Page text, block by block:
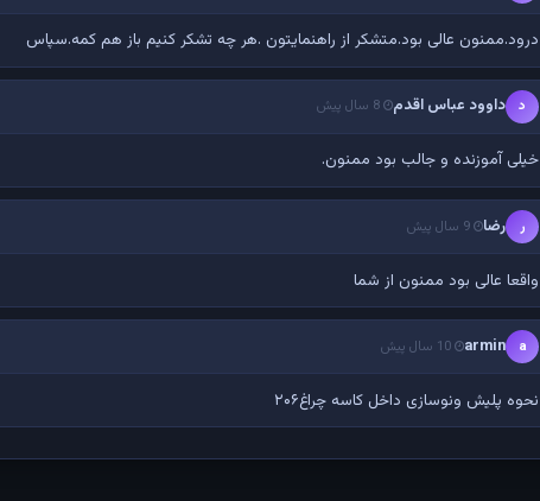
درود.ممنون عالی بود.متشکر از راهنمایتون .هر چه تشکر کنیم باز هم کمه.سپاس
د داوود عباس اقدم 8 سال پیش
خیلی آموزنده و جالب بود ممنون.
ر رضا 9 سال پیش
واقعا عالی بود ممنون از شما
a
armin 10 سال پیش
نحوه پلیش ونوسازی داخل کاسه چراغ۲۰۶